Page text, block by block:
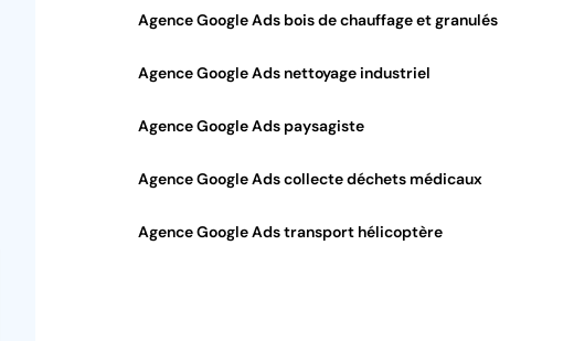
Agence Google Ads bois de chauffage et granulés
Agence Google Ads nettoyage industriel
Agence Google Ads paysagiste
Agence Google Ads collecte déchets médicaux
Agence Google Ads transport hélicoptère